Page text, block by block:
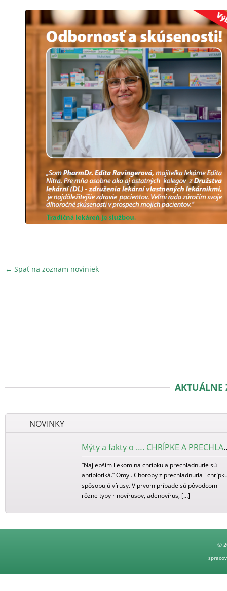
← Späť na zoznam noviniek
AKTUÁLNE
NOVINKY
Mýty a fakty
“Najlepším liekom na chrípku a prechladnutie sú
antibiotiká.” Omyl. Choroby z prechladnutia i
spôsobujú vírusy. V prvom prípade sú pôvodcom
rôzne typy rinovírusov, adenovírus, […]
Mýty a fakty o NÁDCHE
častým sprievodným javom niektorých, najmä
Nádcha alebo odborne rinitída (z […]
©